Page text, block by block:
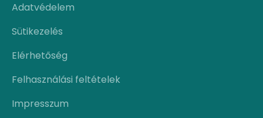
Adatvédelem
Sütikezelés
Elérhetőség
Felhasználási feltételek
Impresszum